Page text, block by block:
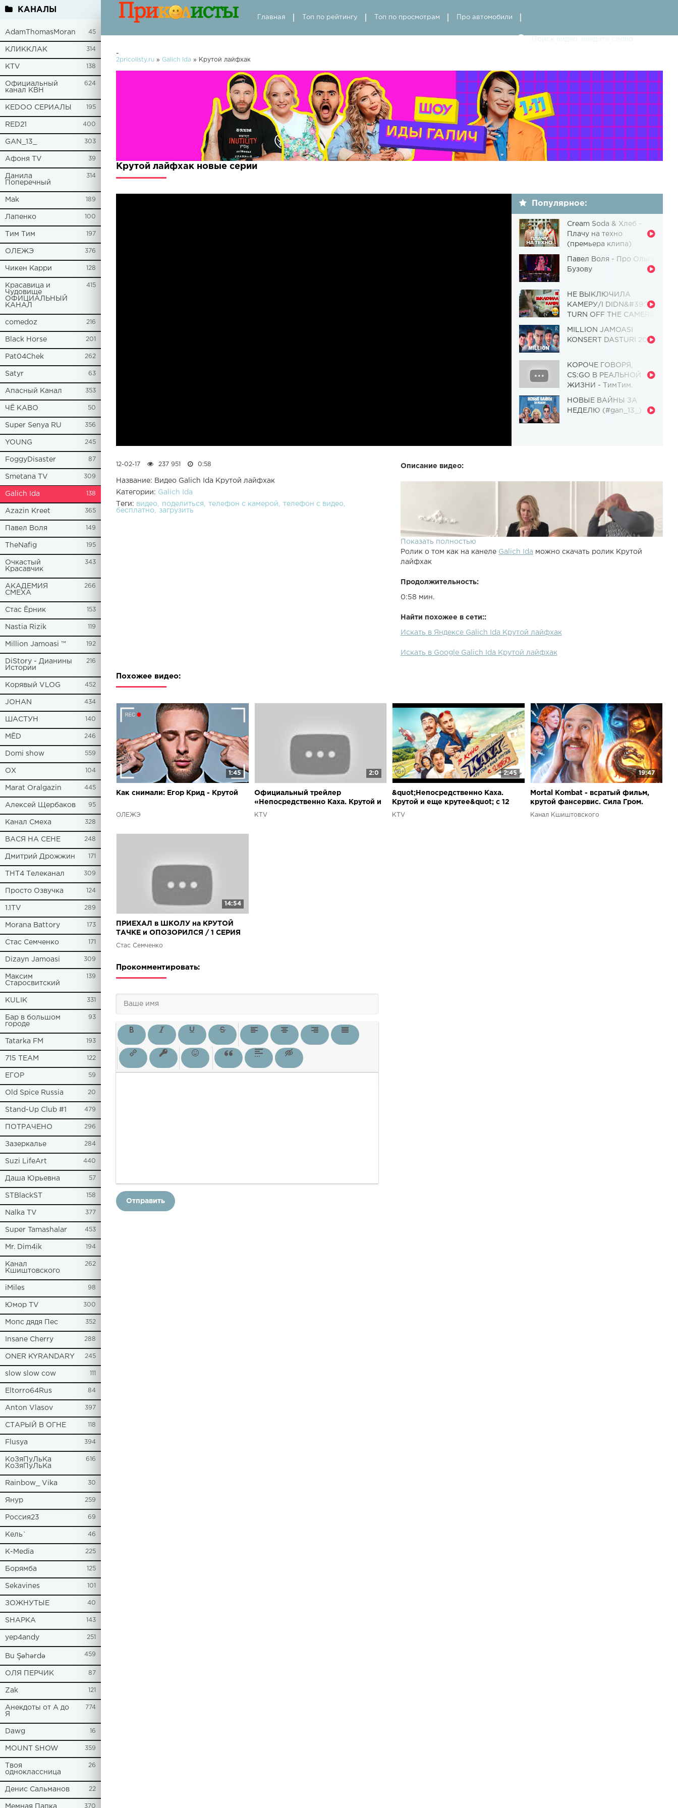
КАНАЛЫ
AdamThomasMoran 45
КЛИККЛАК 314
KTV 138
Официальный
канал КВН
624
KEDOO СЕРИАЛЫ 195
RED21 400
GAN_13_ 303
Афоня TV 39
Данила
Поперечный
314
Mak 189
Лапенко 100
Tим Тим 197
ОЛЕЖЭ 376
Чикен Карри 128
Красавица и
Чудовище
ОФИЦИАЛЬНЫЙ
КАНАЛ
415
comedoz 216
Black Horse 201
Pat04Chek 262
Satyr 63
Апасный Канал 353
ЧЁ КАВО 50
Super Senya RU 356
YOUNG 245
FoggyDisaster 87
Smetana TV 309
Galich Ida 138
Azazin Kreet 365
Павел Воля 149
TheNafig 195
Очкастый
Красавчик
343
АКАДЕМИЯ
СМЕХА
266
Стас Ёрник 153
Nastia Rizik 119
Million Jamoasi ™ 192
DiStory - Дианины
Истории
216
Корявый VLOG 452
JOHAN 434
ШАСТУН 140
МЁD 246
Domi show 559
ОХ 104
Marat Oralgazin 445
Алексей Щербаков 95
Канал Смеха 328
ВАСЯ НА СЕНЕ 248
Дмитрий Дрожжин 171
ТНТ4 Телеканал 309
Просто Озвучка 124
1.1TV 289
Morana Battory 173
Стас Семченко 171
Dizayn Jamoasi 309
Максим
Старосвитский
139
KULIK 331
Бар в большом
городе
93
Tatarka FM 193
715 TEAM 122
ЕГОР 59
Old Spice Russia 20
Stand-Up Club #1 479
ПОТРАЧЕНО 296
Зазеркалье 284
Suzi LifeArt 440
Даша Юрьевна 57
STBlackST 158
Nalka TV 377
Super Tamashalar 453
Mr. Dim4ik 194
Канал
Кшиштовского
262
iMiles 98
Юмор TV 300
Мопс дядя Пес 352
Insane Cherry 288
ONER KYRANDARY 245
slow slow cow 111
Eltorro64Rus 84
Anton Vlasov 397
СТАРЫЙ В ОГНЕ 118
Flusya 394
КоЗяПуЛьКа
КоЗяПуЛьКа
616
Rainbow_ Vika 30
Янур 259
Россия23 69
Кель` 46
К-Media 225
Борямба 125
Sekavines 101
ЗОЖНУТЫЕ 40
SHAPKA 143
yep4andy 251
Bu Şəhərdə 459
ОЛЯ ПЕРЧИК 87
Zak 121
Анекдоты от А до
Я
774
Dawg 16
MOUNT SHOW 359
Твоя
одноклассница
26
Денис Сальманов 22
Мемная Папка 370
Главная Топ по рейтингу Топ по просмотрам Про автомобили
-
2pricolisty.ru » Galich Ida » Крутой лайфхак
Крутой лайфхак новые серии
Популярное:
Cream Soda & Хлеб -
Плачу на техно
(премьера клипа)
Павел Воля - Про Ольгу
Бузову
НЕ ВЫКЛЮЧИЛА
КАМЕРУ/I DIDN&#39;T
TURN OFF THE CAMERA
Чудовище] (Выпуск 110)
MILLION JAMOASI
KONSERT DASTURI 2019
КОРОЧЕ ГОВОРЯ,
CS:GO В РЕАЛЬНОЙ
ЖИЗНИ - ТимТим.
НОВЫЕ ВАЙНЫ ЗА
НЕДЕЛЮ (#gan_13_)
Описание видео:
Показать полностью
Ролик о том как на канеле Galich Ida можно скачать ролик Крутой
лайфхак
Продолжительность:
0:58 мин.
Найти похожее в сети::
Искать в Яндексе Galich Ida Крутой лайфхак
Искать в Google Galich Ida Крутой лайфхак
12-02-17 237 951 0:58
Название: Видео Galich Ida Крутой лайфхак
Категории: Galich Ida
Теги: видео поделиться телефон с камерой
телефон с видео
бесплатно
загрузить
Похожее видео:
1:45
Как снимали: Егор Крид - Крутой
ОЛЕЖЭ
2:0
Официальный трейлер
«Непосредственно Каха. Крутой и
ещё крутее»
KTV
2:45
&quot;Непосредственно Каха.
Крутой и еще крутее&quot; с 12
ноября во всех работающих
KTV
19:47
Mortal Kombat - всратый фильм,
крутой фансервис. Сила Гром.
Канал Кшиштовского
14:54
ПРИЕХАЛ в ШКОЛУ на КРУТОЙ
ТАЧКЕ и ОПОЗОРИЛСЯ / 1 СЕРИЯ
Стас Семченко
Прокомментировать:
Отправить